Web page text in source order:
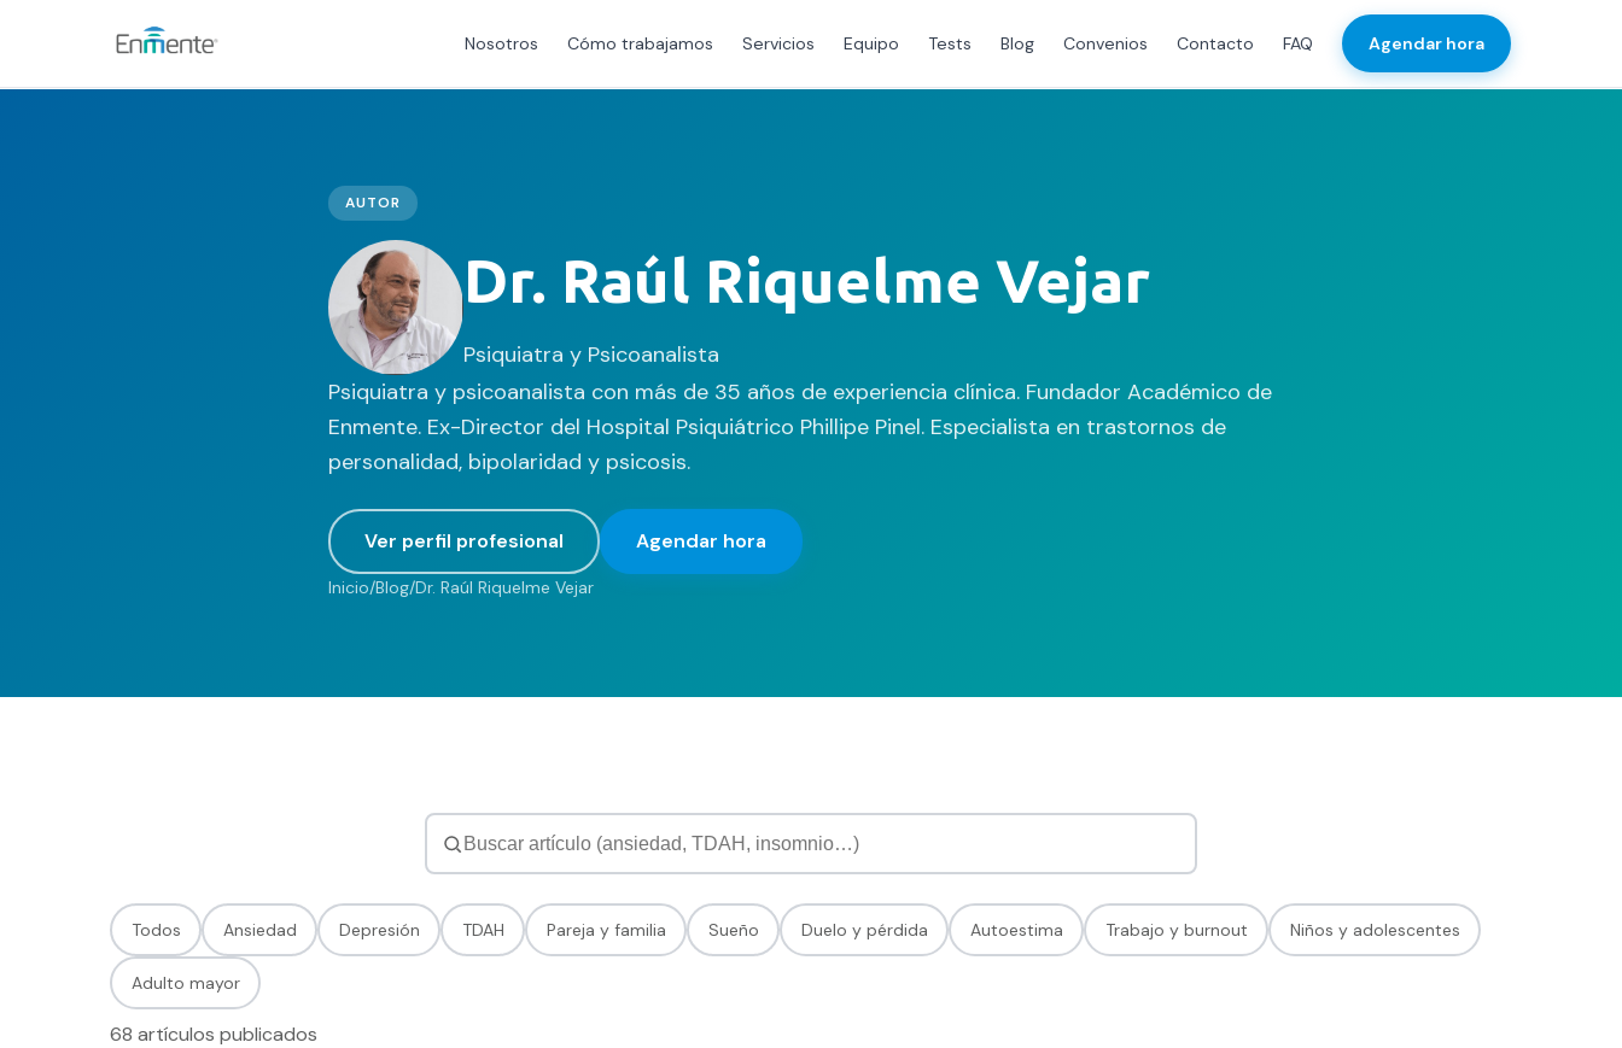
Nosotros Cómo trabajamos Servicios Equipo Tests Blog Convenios Contacto FAQ Agendar hora
AUTOR
Dr. Raúl Riquelme Vejar
Psiquiatra y Psicoanalista
Psiquiatra y psicoanalista con más de 35 años de experiencia clínica. Fundador Académico de
Enmente. Ex-Director del Hospital Psiquiátrico Phillipe Pinel. Especialista en trastornos de
personalidad, bipolaridad y psicosis.
Ver perfil profesional Agendar hora
Inicio/Blog/Dr. Raúl Riquelme Vejar
Todos Ansiedad Depresión TDAH Pareja y familia Sueño Duelo y pérdida Autoestima Trabajo y burnout Niños y adolescentes
Adulto mayor
68 artículos publicados